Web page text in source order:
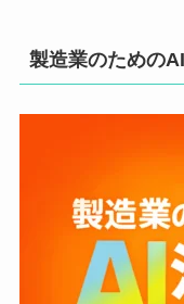
製造業のための